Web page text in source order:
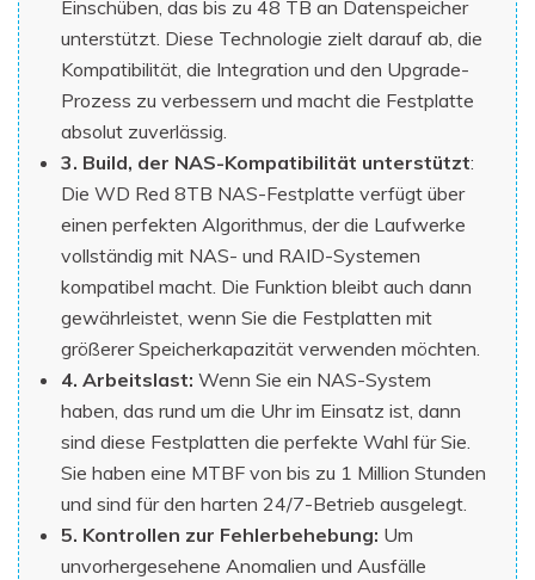
Einschüben, das bis zu 48 TB an Datenspeicher
unterstützt. Diese Technologie zielt darauf ab, die
Kompatibilität, die Integration und den Upgrade-
Prozess zu verbessern und macht die Festplatte
absolut zuverlässig.
3. Build, der NAS-Kompatibilität unterstützt:
Die WD Red 8TB NAS-Festplatte verfügt über
einen perfekten Algorithmus, der die Laufwerke
vollständig mit NAS- und RAID-Systemen
kompatibel macht. Die Funktion bleibt auch dann
gewährleistet, wenn Sie die Festplatten mit
größerer Speicherkapazität verwenden möchten.
4. Arbeitslast: Wenn Sie ein NAS-System
haben, das rund um die Uhr im Einsatz ist, dann
sind diese Festplatten die perfekte Wahl für Sie.
Sie haben eine MTBF von bis zu 1 Million Stunden
und sind für den harten 24/7-Betrieb ausgelegt.
5. Kontrollen zur Fehlerbehebung: Um
unvorhergesehene Anomalien und Ausfälle